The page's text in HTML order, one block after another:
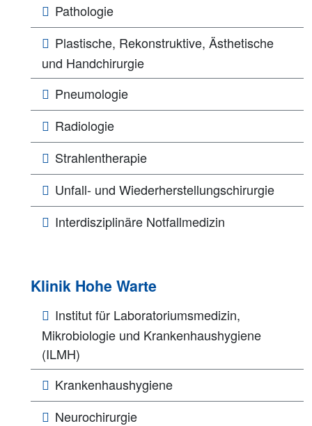
Pathologie
Plastische, Rekonstruktive, Ästhetische
und Handchirurgie
Pneumologie
Radiologie
Strahlentherapie
Unfall- und Wiederherstellungschirurgie
Interdisziplinäre Notfallmedizin
Klinik Hohe Warte
Institut für Laboratoriumsmedizin,
Mikrobiologie und Krankenhaushygiene
(ILMH)
Krankenhaushygiene
Neurochirurgie